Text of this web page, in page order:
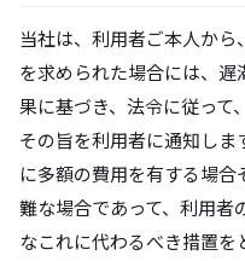
当社は、利用者ご本人か
を求められた場合には、
果に基づき、法令に従って
その旨を利用者に通知し
に多額の費用を有する場
難な場合であって、利用者
なこれに代わるべき措置